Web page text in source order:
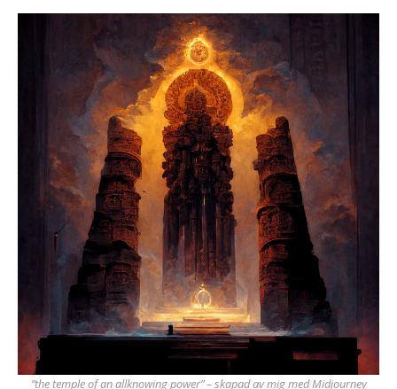
”the temple of an allknowing power” – skapad av mig med Midjourney